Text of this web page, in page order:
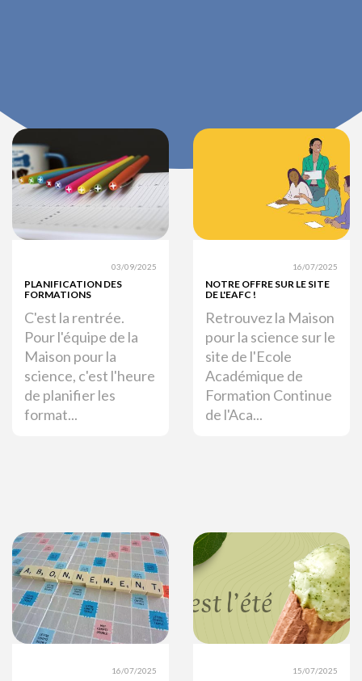
03/09/2025
PLANIFICATION DES
FORMATIONS
C'est la rentrée.
Pour l'équipe de la
Maison pour la
science, c'est l'heure
de planifier les
format...
16/07/2025
NOTRE OFFRE SUR LE SITE
DE L'EAFC !
Retrouvez la Maison
pour la science sur le
site de l'Ecole
Académique de
Formation Continue
de l'Aca...
16/07/2025 15/07/2025